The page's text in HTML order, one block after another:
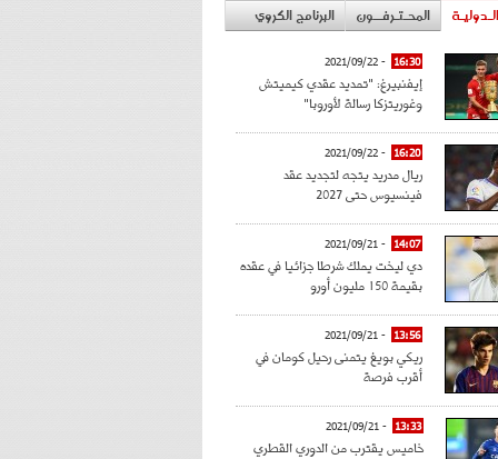
المحـتـرفــون البرنامج الكروي
16:30
- 2021/09/22
إيفنبيرغ: "تمديد عقدي كيميتش
وغوريتزكا رسالة لأوروبا"
16:20
- 2021/09/22
ريال مدريد يتجه لتجديد عقد
فينسيوس حتى 2027
14:07
- 2021/09/21
دي ليخت يملك شرطا جزائيا في عقده
بقيمة 150 مليون أورو
13:56
- 2021/09/21
ريكي بويغ يتمنى رحيل كومان في
أقرب فرصة
13:33
- 2021/09/21
خاميس يقترب من الدوري القطري